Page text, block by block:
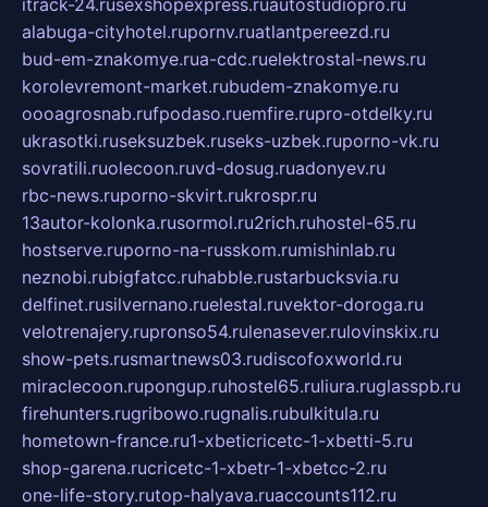
alabuga-cityhotel.rupornv.ruatlantpereezd.ru
bud-em-znakomye.rua-cdc.ruelektrostal-news.ru
korolevremont-market.rubudem-znakomye.ru
oooagrosnab.rufpodaso.ruemfire.rupro-otdelky.ru
ukrasotki.ruseksuzbek.ruseks-uzbek.ruporno-vk.ru
sovratili.ruolecoon.ruvd-dosug.ruadonyev.ru
rbc-news.ruporno-skvirt.rukrospr.ru
13autor-kolonka.rusormol.ru2rich.ruhostel-65.ru
hostserve.ruporno-na-russkom.rumishinlab.ru
neznobi.rubigfatcc.ruhabble.rustarbucksvia.ru
delfinet.rusilvernano.ruelestal.ruvektor-doroga.ru
velotrenajery.rupronso54.rulenasever.rulovinskix.ru
show-pets.rusmartnews03.rudiscofoxworld.ru
miraclecoon.rupongup.ruhostel65.ruliura.ruglasspb.ru
firehunters.rugribowo.rugnalis.rubulkitula.ru
hometown-france.ru1-xbeticricetc-1-xbetti-5.ru
shop-garena.rucricetc-1-xbetr-1-xbetcc-2.ru
one-life-story.rutop-halyava.ruaccounts112.ru